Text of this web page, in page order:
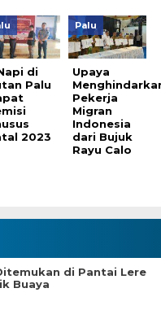
di
Palu
2023
Palu
Upaya
Pekerja
Migran
Indonesia
dari Bujuk
Rayu Calo
di Pantai Lere
Buaya